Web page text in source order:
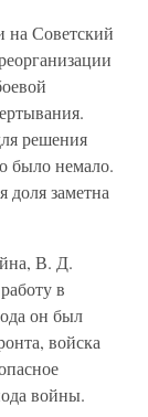
на Советский
решения
было немало.
заметна
В. Д.
в
он был
войска
войны.